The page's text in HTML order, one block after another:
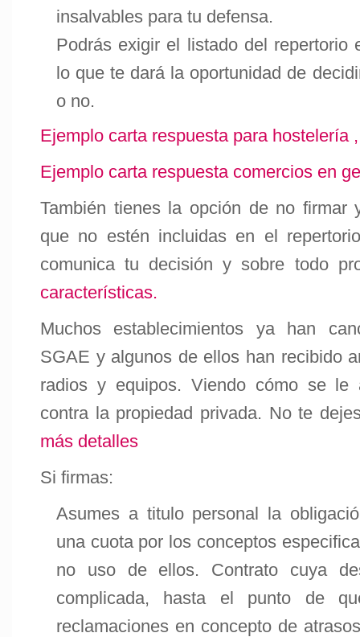
insalvables para tu defensa.
Podrás exigir el listado del repertorio
lo que te dará la oportunidad de
o no.
Ejemplo carta respuesta para hostelería
Ejemplo carta respuesta comercios en
También tienes la opción de no firmar
que no estén incluidas en el
comunica tu decisión y sobre todo
características.
Muchos establecimientos ya han
SGAE y algunos de ellos han recibido
radios y equipos. Viendo cómo se le
contra la propiedad privada. No te
más detalles
Si firmas:
Asumes a titulo personal la
una cuota por los conceptos
no uso de ellos. Contrato cuya
complicada, hasta el punto de
reclamaciones en concepto de